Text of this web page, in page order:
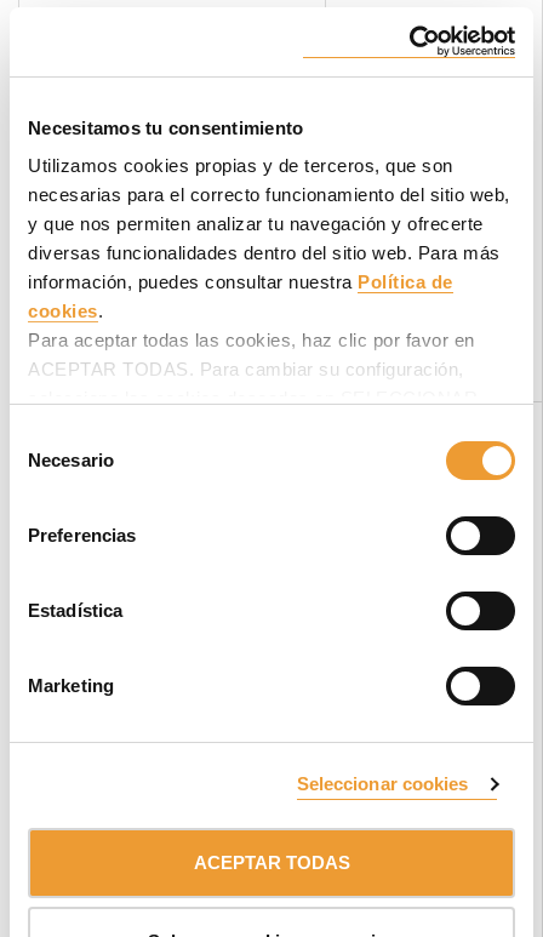
Necesitamos tu consentimiento
Utilizamos cookies propias y de terceros, que son
necesarias para el correcto funcionamiento del sitio web,
y que nos permiten analizar tu navegación y ofrecerte
diversas funcionalidades dentro del sitio web. Para más
información, puedes consultar nuestra Política de
cookies.
Para aceptar todas las cookies, haz clic por favor en
ACEPTAR TODAS. Para cambiar su configuración,
después.
Necesario
Preferencias
Estadística
Marketing
Seleccionar cookies
ACEPTAR TODAS
Los traslados entre
con grúas,
optimizando tiempos
y recursos.
Solución eficiente en
un entorno
protegido.
INTERNACIONAL DEL
Longitud: 660 m
Ancho: 18 m
Altura máxima pilono
: 100 m
cimbras de
gran carga T-500y
de marco, perfiles
tirantes del